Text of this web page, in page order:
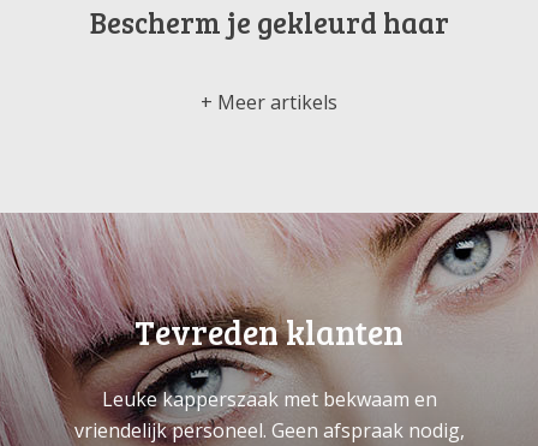
Bescherm je gekleurd haar
Meer artikels
Tevreden klanten
Leuke kapperszaak met bekwaam en
vriendelijk personeel. Geen afspraak nodig,